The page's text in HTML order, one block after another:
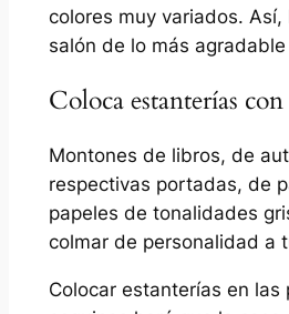
colores muy variados. Así,
salón de lo más
Coloca estanterías
Montones de libros, de
respectivas portadas, de
papeles de tonalidades
colmar de personalidad a
Colocar estanterías en las